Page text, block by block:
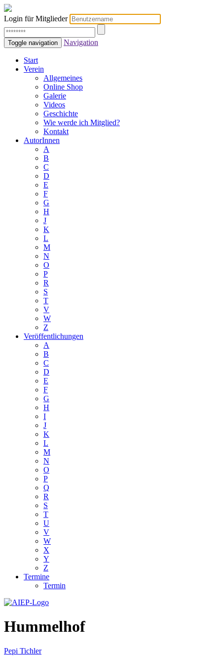
Login für Mitglieder
Toggle navigation Navigation
Start
Verein
Allgemeines
Online Shop
Galerie
Videos
Geschichte
Wie werde ich Mitglied?
Kontakt
AutorInnen
A
B
C
D
E
F
G
H
J
K
L
M
N
O
P
R
S
T
V
W
Z
Veröffentlichungen
A
B
C
D
E
F
G
H
I
J
K
L
M
N
O
P
Q
R
S
T
U
V
W
X
Y
Z
Termine
Termin
Hummelhof
Pepi Tichler